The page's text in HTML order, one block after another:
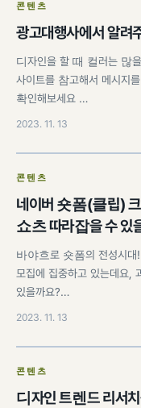
콘텐츠
광고대행사에서 알려
디자인을 할 때 컬러는 많
사이트를 참고해서 메시지
확인해보세요 …
2023. 11. 13
콘텐츠
네이버 숏폼(클립)
쇼츠 따라잡을 수 있
바야흐로 숏폼의 전성시대
모집에 집중하고 있는데요,
있을까요?…
2023. 11. 13
콘텐츠
디자인 트렌드 리서